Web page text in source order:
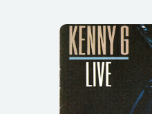
新
内
容
排
序